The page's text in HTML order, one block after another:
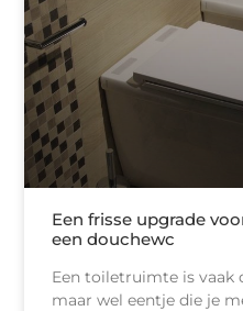
Een frisse upgrade
een douchewc
Een toiletruimte is vaak
maar wel eentje die je